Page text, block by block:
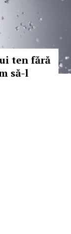
ten fără
să-l